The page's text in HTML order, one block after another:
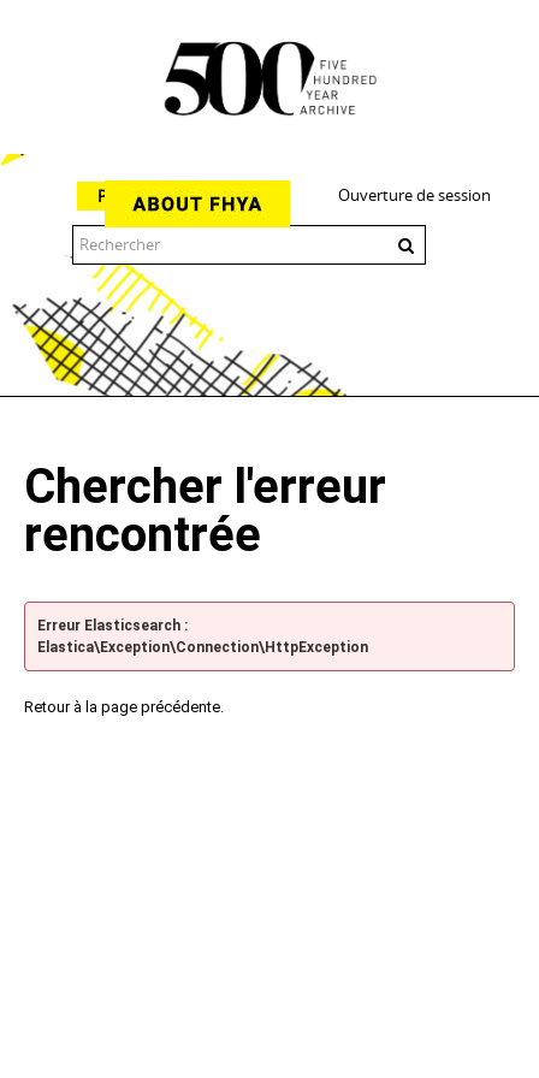
Ouverture de session
Parcourir
Chercher l'erreur
rencontrée
Erreur Elasticsearch :
Elastica\Exception\Connection\HttpException
Retour à la page précédente.